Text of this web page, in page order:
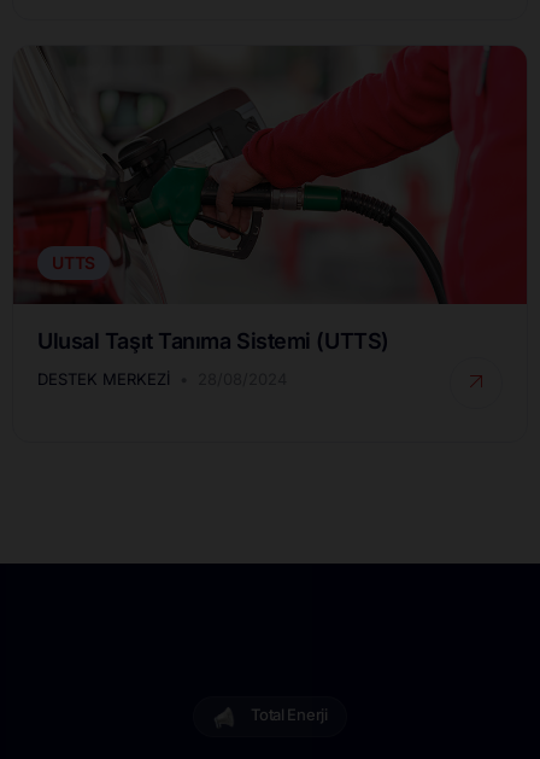
UTTS
Ulusal Taşıt Tanıma Sistemi (UTTS)
DESTEK MERKEZI
Total Enerji